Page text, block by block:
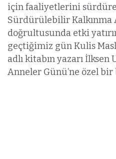
için faaliyetlerini
Sürdürülebilir Kalkınma
doğrultusunda etki
geçtiğimiz gün Kulis
adlı kitabın yazarı
Anneler Günü’ne özel